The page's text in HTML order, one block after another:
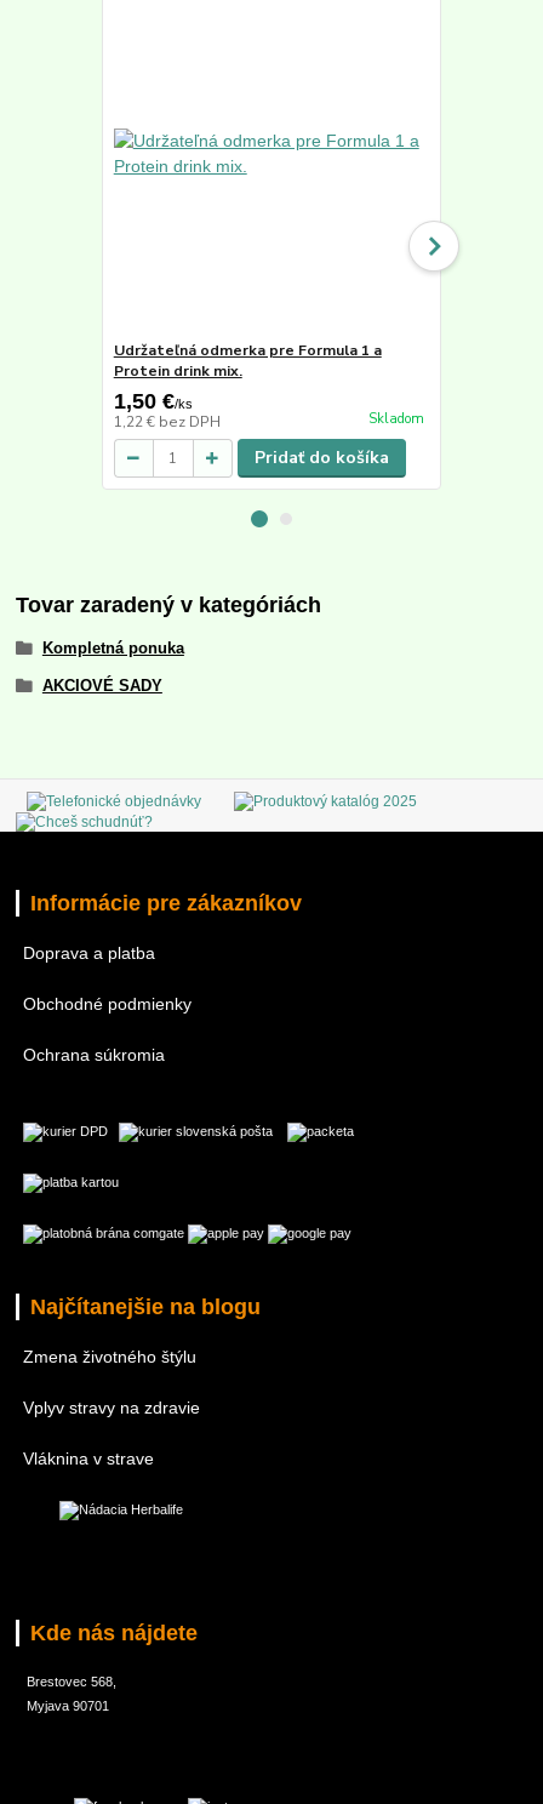
Udržateľná odmerka pre Formula 1 a
Protein drink mix.
1,50 €/ks
1,22 € bez DPH Skladom
Pridať do košíka
Tovar zaradený v kategóriách
Kompletná ponuka
AKCIOVÉ SADY
Informácie pre zákazníkov
Doprava a platba
Obchodné podmienky
Ochrana súkromia
Najčítanejšie na blogu
Zmena životného štýlu
Vplyv stravy na zdravie
Vláknina v strave
Kde nás nájdete
Brestovec 568,
Myjava 90701